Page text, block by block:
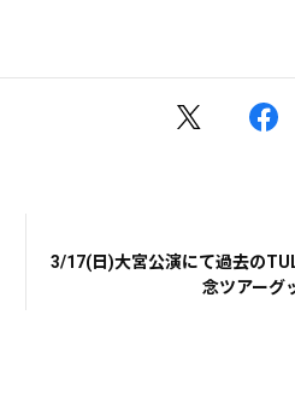
3/17(日)大宮公演にて過去の
念ツアーグ